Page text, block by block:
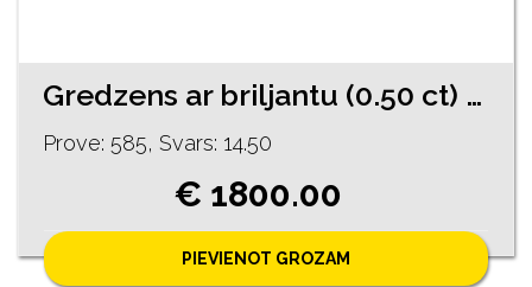
Gredzens ar briljantu (0.50 ct) 2530-5763
Prove: 585, Svars: 14.50
€ 1800.00
PIEVIENOT GROZAM